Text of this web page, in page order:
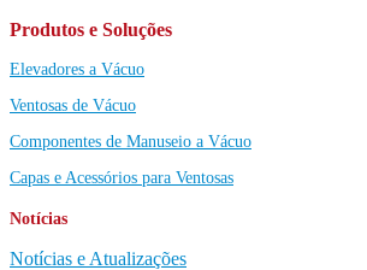
Produtos e Soluções
Elevadores a Vácuo
Ventosas de Vácuo
Componentes de Manuseio a Vácuo
Capas e Acessórios para Ventosas
Notícias
Notícias e Atualizações